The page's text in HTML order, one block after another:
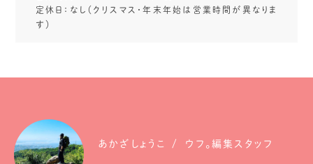
定休日：なし（クリスマス・年末年始は営業時間が異なりま
す）
あかざしょうこ ウフ。編集スタッフ